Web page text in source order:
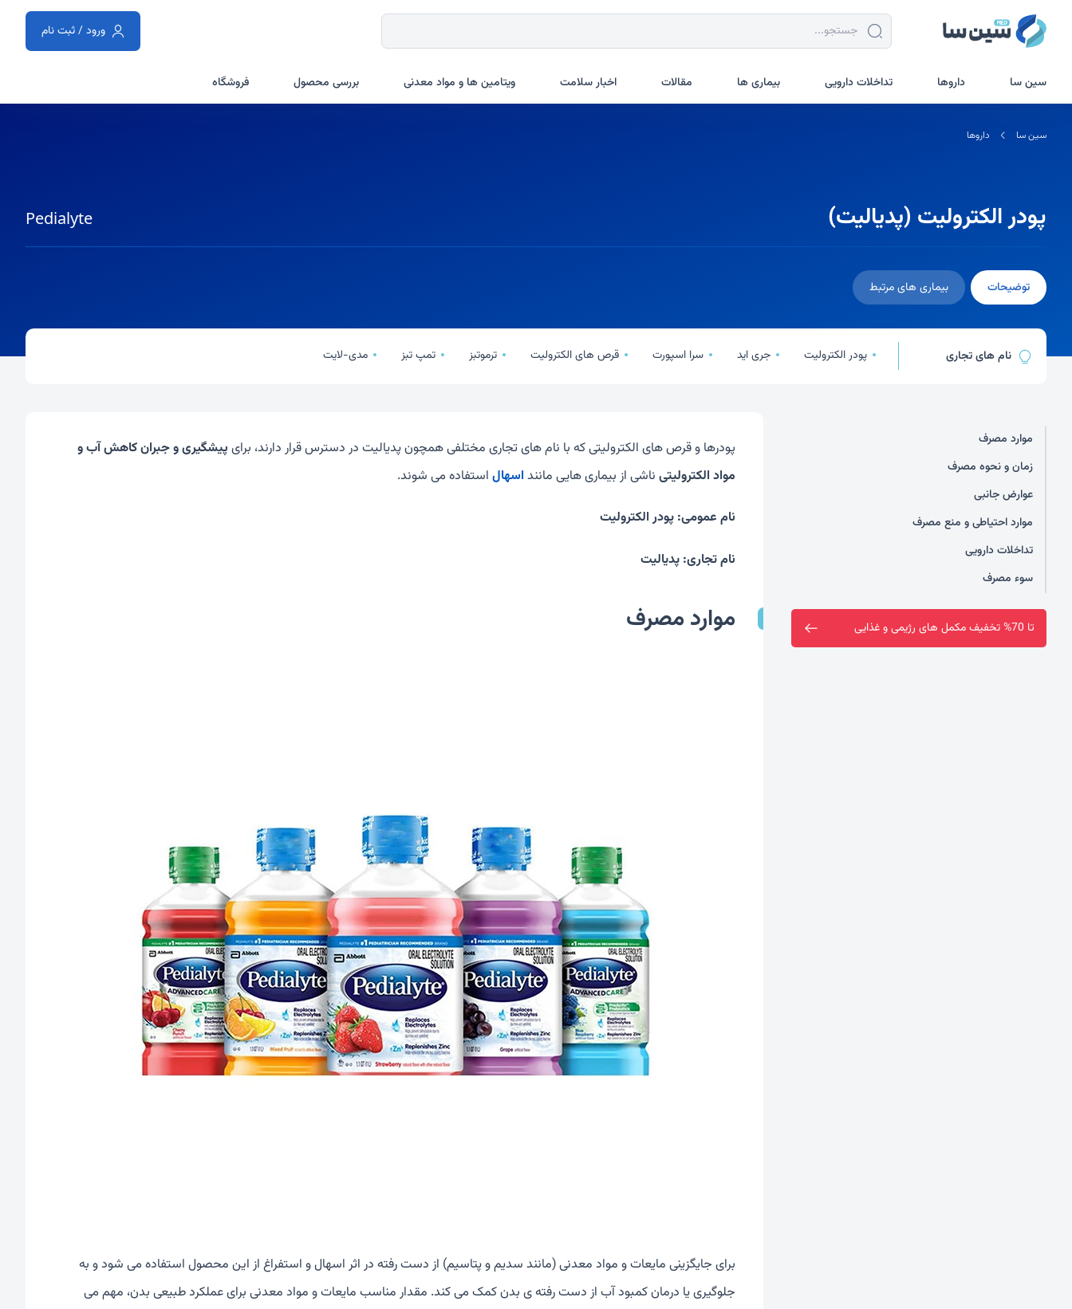
جستجو در سین سا ورود / ثبت نام
سین سا داروها تداخلات دارویی بیماری ها مقالات اخبار سلامت ویتامین ها و مواد معدنی بررسی محصول فروشگاه
سین سا داروها
پودر الکترولیت (پدیالیت) Pedialyte
توضیحات بیماری های مرتبط
نام های تجاری پودر الکترولیت جری اید سرا اسپورت قرص های الکترولیت ترموتبز تمپ تبز مدی-لایت
موارد مصرف
زمان و نحوه مصرف
عوارض جانبی
موارد احتیاطی و منع مصرف
تداخلات دارویی
سوء مصرف
فروشگاه سین سا افتتاح شد
پودرها و قرص های الکترولیتی که با نام های تجاری مختلفی همچون پدیالیت در دسترس قرار دارند، برای پیشگیری و جبران کاهش آب و
مواد الکترولیتی ناشی از بیماری هایی مانند اسهال استفاده می شوند.
نام عمومی: پودر الکترولیت
نام تجاری: پدیالیت
موارد مصرف
برای جایگزینی مایعات و مواد معدنی (مانند سدیم و پتاسیم) از دست رفته در اثر اسهال و استفراغ از این محصول استفاده می شود و به
جلوگیری یا درمان کمبود آب از دست رفته ی بدن کمک می کند. مقدار مناسب مایعات و مواد معدنی برای عملکرد طبیعی بدن، مهم می